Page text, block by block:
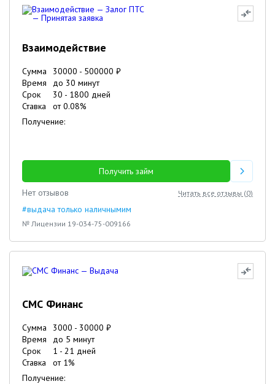
Взаимодействие
Сумма 30000 - 500000 ₽
Время
до 30 минут
Срок
30 - 1800 дней
Ставка
от0.08%
Получение:
Получить займ
Нет отзывов
Читать все отзывы (0)
#выдача только наличнымим
№ Лицензии 19-034-75-009166
СМС Финанс
Сумма 3000 - 30000 ₽
Время
до 5 минут
Срок
1 - 21 дней
Ставка
от 1%
Получение: